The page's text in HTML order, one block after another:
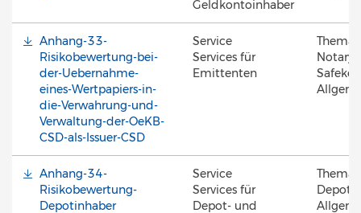
Geldkontoinhaber
Anhang-33-
Risikobewertung-bei-
der-Uebernahme-
eines-Wertpapiers-in-
die-Verwahrung-und-
Verwaltung-der-OeKB-
CSD-als-Issuer-CSD
Service
Services für
Emittenten
Thema
Notary
Anhang-34-
Risikobewertung-
Depotinhaber
Service
Services für
Depot- und
Thema